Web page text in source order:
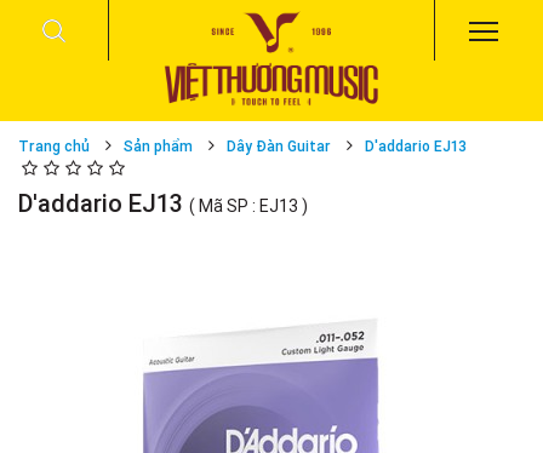
Trang chủ Sản phẩm Dây Đàn Guitar D'addario EJ13
D'addario EJ13 ( Mã SP : EJ13 )